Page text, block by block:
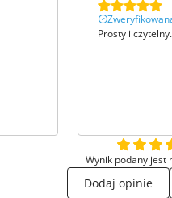
Prosty i czytelny.
Wynik podany jest
Dodaj opinie